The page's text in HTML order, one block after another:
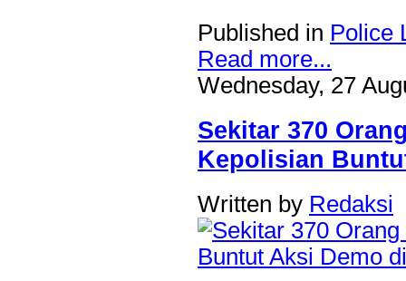
Published in Police
Read more...
Wednesday, 27
Sekitar 370
Kepolisian
Written by Redaksi